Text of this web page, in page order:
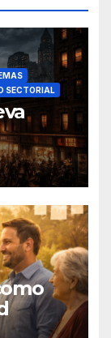
SECTORIAL